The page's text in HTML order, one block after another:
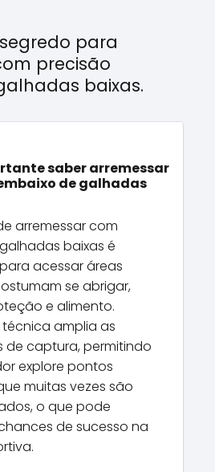
segredo para
precisão
baixas.
saber arremessar
de galhadas
arremessar com
baixas é
acessar áreas
se abrigar,
e alimento.
amplia as
de captura, permitindo
explore pontos
muitas vezes são
o que pode
de sucesso na